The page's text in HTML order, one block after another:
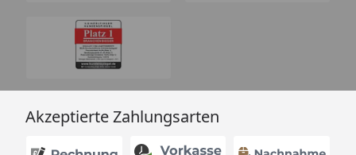
Akzeptierte Zahlungsarten